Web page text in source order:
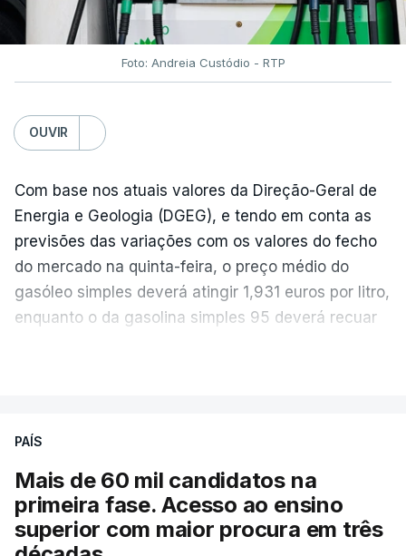
Foto: Andreia Custódio - RTP
OUVIR
Com base nos atuais valores da Direção-Geral de
Energia e Geologia (DGEG), e tendo em conta as
previsões das variações com os valores do fecho
do mercado na quinta-feira, o preço médio do
gasóleo simples deverá atingir 1,931 euros por litro,
enquanto o da gasolina simples 95 deverá recuar
evolução das cotações internacionais do petróleo,
posto de abastecimento, a marca e a localização.
A atualização do desconto do Imposto sobre os
PAÍS
Mais de 60 mil candidatos na
primeira fase. Acesso ao ensino
superior com maior procura em três